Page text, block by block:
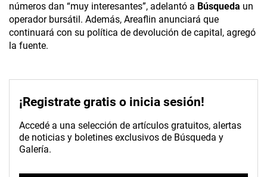
números dan “muy interesantes”, adelantó a Búsqueda un
operador bursátil. Además, Areaflin anunciará que
continuará con su política de devolución de capital, agregó
la fuente.
¡Registrate gratis o inicia sesión!
Accedé a una selección de artículos gratuitos, alertas
de noticias y boletines exclusivos de Búsqueda y
Galería.